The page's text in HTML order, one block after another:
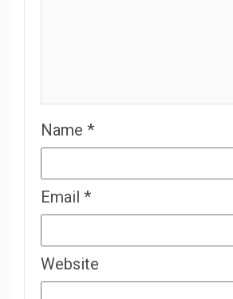
Name *
Email *
Website